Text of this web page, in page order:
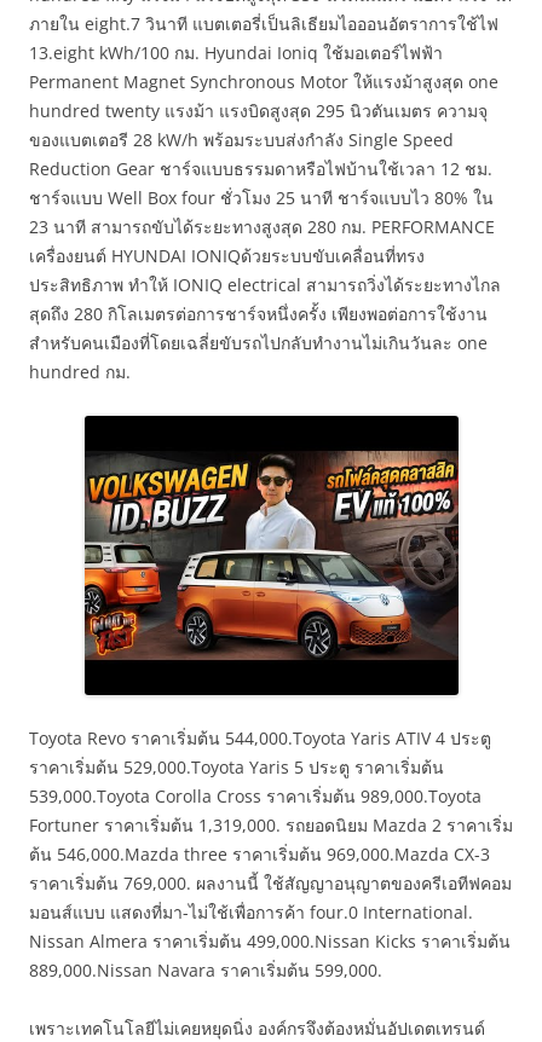
ภายใน eight.7 วินาที แบตเตอรี่เป็นลิเธียมไอออนอัตราการใช้ไฟ
13.eight kWh/100 กม. Hyundai Ioniq ใช้มอเตอร์ไฟฟ้า
Permanent Magnet Synchronous Motor ให้แรงม้าสูงสุด one
hundred twenty แรงม้า แรงบิดสูงสุด 295 นิวตันเมตร ความจุ
ของแบตเตอรี 28 kW/h พร้อมระบบส่งกำลัง Single Speed
Reduction Gear ชาร์จแบบธรรมดาหรือไฟบ้านใช้เวลา 12 ชม.
ชาร์จแบบ Well Box four ชั่วโมง 25 นาที ชาร์จแบบไว 80% ใน
23 นาที สามารถขับได้ระยะทางสูงสุด 280 กม. PERFORMANCE
เครื่องยนต์ HYUNDAI IONIQด้วยระบบขับเคลื่อนที่ทรง
ประสิทธิภาพ ทำให้ IONIQ electrical สามารถวิ่งได้ระยะทางไกล
สุดถึง 280 กิโลเมตรต่อการชาร์จหนึ่งครั้ง เพียงพอต่อการใช้งาน
สำหรับคนเมืองที่โดยเฉลี่ยขับรถไปกลับทำงานไม่เกินวันละ one
hundred กม.
Toyota Revo ราคาเริ่มต้น 544,000.Toyota Yaris ATIV 4 ประตู
ราคาเริ่มต้น 529,000.Toyota Yaris 5 ประตู ราคาเริ่มต้น
539,000.Toyota Corolla Cross ราคาเริ่มต้น 989,000.Toyota
Fortuner ราคาเริ่มต้น 1,319,000. รถยอดนิยม Mazda 2 ราคาเริ่ม
ต้น 546,000.Mazda three ราคาเริ่มต้น 969,000.Mazda CX-3
ราคาเริ่มต้น 769,000. ผลงานนี้ ใช้สัญญาอนุญาตของครีเอทีฟคอม
มอนส์แบบ แสดงที่มา-ไม่ใช้เพื่อการค้า four.0 International.
Nissan Almera ราคาเริ่มต้น 499,000.Nissan Kicks ราคาเริ่มต้น
889,000.Nissan Navara ราคาเริ่มต้น 599,000.
เพราะเทคโนโลยีไม่เคยหยุดนิ่ง องค์กรจึงต้องหมั่นอัปเดตเทรนด์